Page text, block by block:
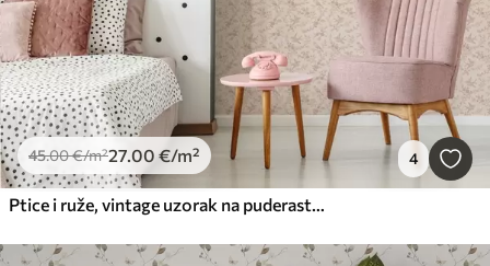
45.00€/m²27.00 €/m² 4
Ptice i ruže, vintage uzorak na puderasto ružičastoj boji